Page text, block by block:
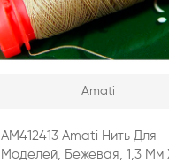
Amati
AM412413 Amati Нить Для
Моделей, Бежевая, 1,3 Мм